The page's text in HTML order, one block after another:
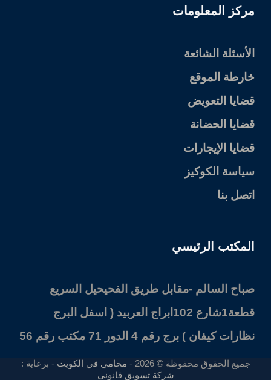
مركز المعلومات
الأسئلة الشائعة
خارطة الموقع
قضايا التعويض
قضايا الحضانة
قضايا الإيجارات
سياسة الكوكيز
اتصل بنا
المكتب الرئيسي
صباح السالم -مقابل طريق الفحيحيل السريع
قطعة1شارع 102ابراج العربيد ( اسفل البرج
نظارات كيفان ) برج رقم 4 الدور 71 مكتب رقم 56
جميع الحقوق محفوظة © 2026 - محامي في الكويت - برعاية :
شركة تسويق قانوني